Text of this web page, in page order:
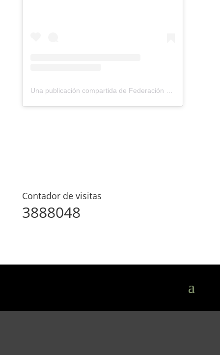
Una publicación compartida de Federación Montañismo Tenerife (@federacion_montanismo_tenerife)
Contador de visitas
3888048